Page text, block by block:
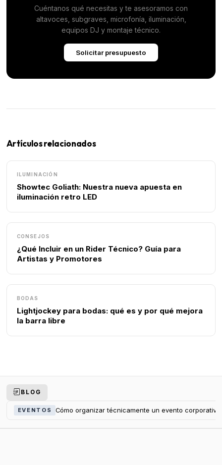
Cuéntanos qué necesitas y te asesoramos con
altavoces, subgraves, microfonía, iluminación,
equipos DJ y montaje técnico.
Solicitar presupuesto
Artículos relacionados
ILUMINACIÓN
Showtec Goliath: Nuestra nueva apuesta en
iluminación retro LED
CONSEJOS
¿Qué Incluir en un Rider Técnico? Guía para
Artistas y Promotores
BODAS
Lightjockey para bodas: qué es y por qué mejora
la barra libre
BLOG
EVENTOS Cómo organizar técnicamente un evento